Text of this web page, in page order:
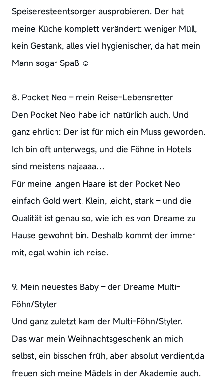
Speiseresteentsorger ausprobieren. Der hat
meine Küche komplett verändert: weniger Müll,
kein Gestank, alles viel hygienischer, da hat mein
Mann sogar Spaß ☺️
8. Pocket Neo – mein Reise-Lebensretter
Den Pocket Neo habe ich natürlich auch. Und
ganz ehrlich: Der ist für mich ein Muss geworden.
Ich bin oft unterwegs, und die Föhne in Hotels
sind meistens najaaaa…
Für meine langen Haare ist der Pocket Neo
einfach Gold wert. Klein, leicht, stark – und die
Qualität ist genau so, wie ich es von Dreame zu
Hause gewohnt bin. Deshalb kommt der immer
mit, egal wohin ich reise.
9. Mein neuestes Baby – der Dreame Multi-
Föhn/Styler
Und ganz zuletzt kam der Multi-Föhn/Styler.
Das war mein Weihnachtsgeschenk an mich
selbst, ein bisschen früh, aber absolut verdient,da
freuen sich meine Mädels in der Akademie auch.